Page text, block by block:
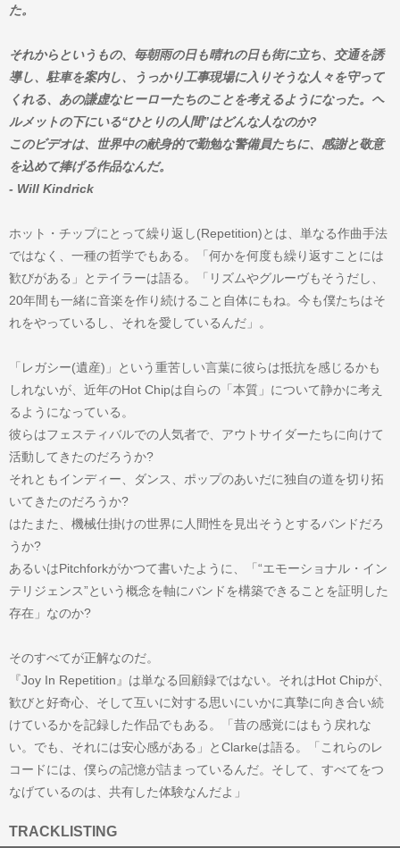
た。
それからというもの、毎朝雨の日も晴れの日も街に立ち、交通を誘
導し、駐車を案内し、うっかり工事現場に入りそうな人々を守って
くれる、あの謙虚なヒーローたちのことを考えるようになった。ヘ
ルメットの下にいる“ひとりの人間”はどんな人なのか?
このビデオは、世界中の献身的で勤勉な警備員たちに、感謝と敬意
を込めて捧げる作品なんだ。
- Will Kindrick
ホット・チップにとって繰り返し(Repetition)とは、単なる作曲手法
ではなく、一種の哲学でもある。「何かを何度も繰り返すことには
歓びがある」とテイラーは語る。「リズムやグルーヴもそうだし、
20年間も一緒に音楽を作り続けること自体にもね。今も僕たちはそ
れをやっているし、それを愛しているんだ」。
「レガシー(遺産)」という重苦しい言葉に彼らは抵抗を感じるかも
しれないが、近年のHot Chipは自らの「本質」について静かに考え
るようになっている。
彼らはフェスティバルでの人気者で、アウトサイダーたちに向けて
活動してきたのだろうか?
それともインディー、ダンス、ポップのあいだに独自の道を切り拓
いてきたのだろうか?
はたまた、機械仕掛けの世界に人間性を見出そうとするバンドだろ
うか?
あるいはPitchforkがかつて書いたように、「“エモーショナル・イン
テリジェンス”という概念を軸にバンドを構築できることを証明した
存在」なのか?
そのすべてが正解なのだ。
『Joy In Repetition』は単なる回顧録ではない。それはHot Chipが、
歓びと好奇心、そして互いに対する思いにいかに真摯に向き合い続
けているかを記録した作品でもある。「昔の感覚にはもう戻れな
い。でも、それには安心感がある」とClarkeは語る。「これらのレ
コードには、僕らの記憶が詰まっているんだ。そして、すべてをつ
なげているのは、共有した体験なんだよ」
TRACKLISTING